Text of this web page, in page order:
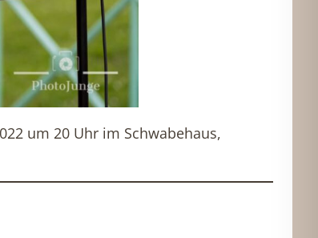
um 20 Uhr im Schwabehaus,